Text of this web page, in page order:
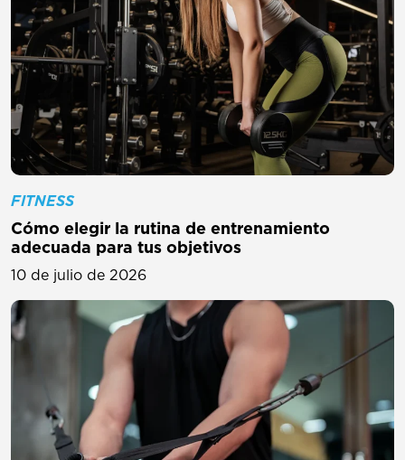
FITNESS
Cómo elegir la rutina de entrenamiento
adecuada para tus objetivos
10 de julio de 2026